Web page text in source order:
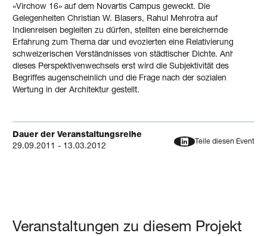
«Virchow 16» auf dem Novartis Campus geweckt. Die
Gelegenheiten Christian W. Blasers, Rahul Mehrotra auf
Indienreisen begleiten zu dürfen, stellten eine bereichernde
Erfahrung zum Thema dar und evozierten eine Relativierung des
schweizerischen Verständnisses von städtischer Dichte. Anhand
dieses Perspektivenwechsels erst wird die Subjektivität des
Begriffes augenscheinlich und die Frage nach der sozialen
Wertung in der Architektur gestellt.
Dauer der Veranstaltungsreihe
29.09.2011 - 13.03.2012
Teile diesen Event
Veranstaltungen zu diesem Projekt